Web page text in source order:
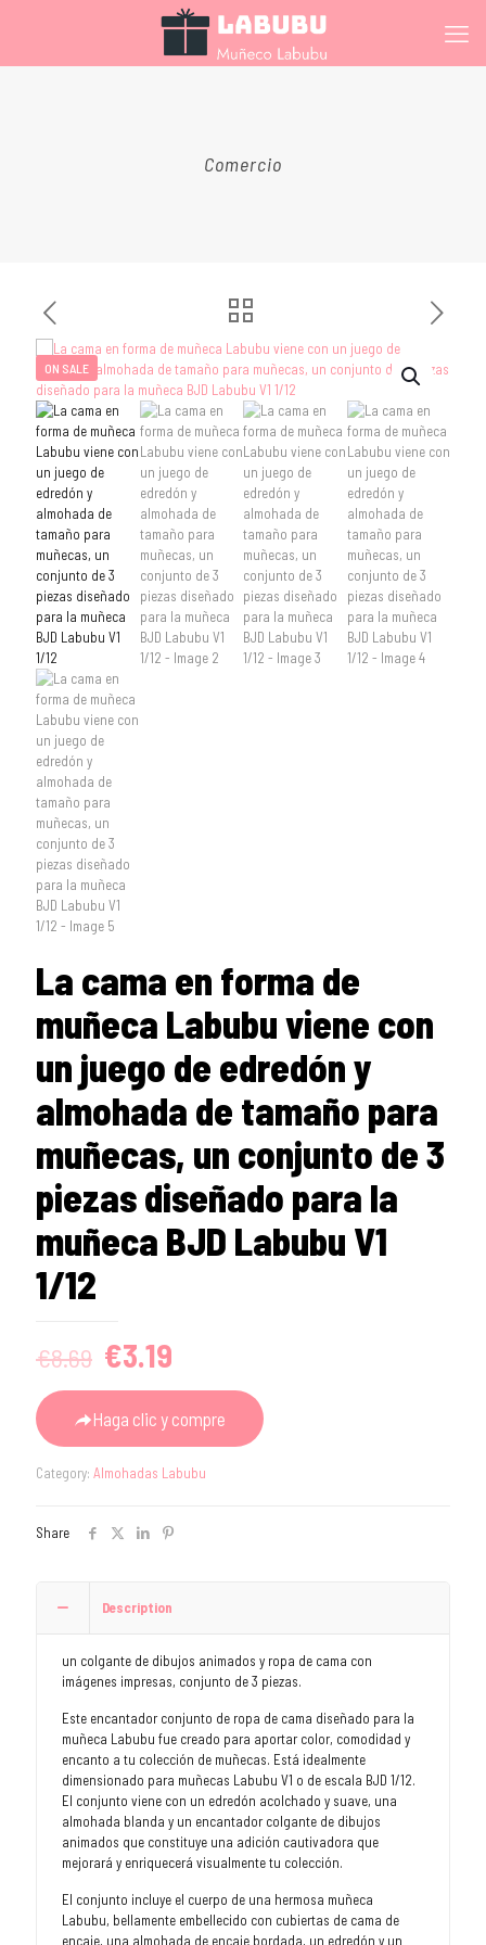
Comercio
ON SALE
La cama en forma de
muñeca Labubu viene con
un juego de edredón y
almohada de tamaño para
muñecas, un conjunto de 3
piezas diseñado para la
muñeca BJD Labubu V1
1/12
€8.69 Original
price
was:
€8.69.
€3.19
price
is:
€3.19.
Haga clic y compre
Category: Almohadas Labubu
Share
Description
un colgante de dibujos animados y ropa de cama con
imágenes impresas, conjunto de 3 piezas.
Este encantador conjunto de ropa de cama diseñado para la
muñeca Labubu fue creado para aportar color, comodidad y
encanto a tu colección de muñecas. Está idealmente
dimensionado para muñecas Labubu V1 o de escala BJD 1/12.
El conjunto viene con un edredón acolchado y suave, una
almohada blanda y un encantador colgante de dibujos
animados que constituye una adición cautivadora que
mejorará y enriquecerá visualmente tu colección.
El conjunto incluye el cuerpo de una hermosa muñeca
Labubu, bellamente embellecido con cubiertas de cama de
encaje, una almohada de encaje bordada, un edredón y un